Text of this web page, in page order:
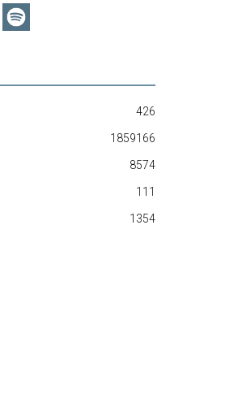
426
1859166
8574
111
1354